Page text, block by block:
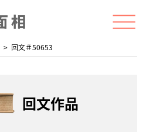
回文＃50653
回文作品